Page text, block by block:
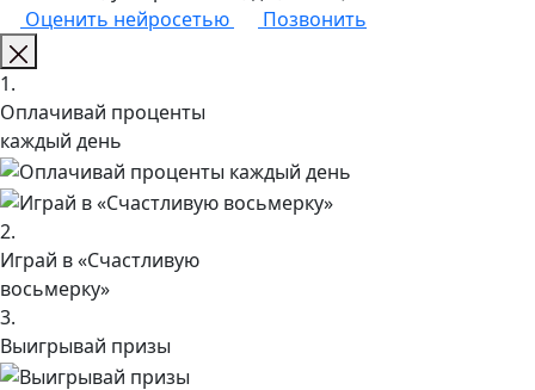
Оценить нейросетью
Позвонить
1.
Оплачивай проценты
каждый день
2.
Играй в «Счастливую
восьмерку»
3.
Выигрывай призы